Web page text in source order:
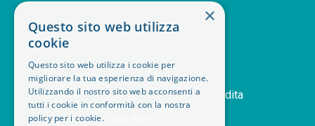
deskphone +39 011 408 14 28
orders Storico ordini
handshake Termini e condizioni di vendita
delivery_truck_speed
×
Questo sito web utilizza
cookie
Questo sito web utilizza i cookie per
migliorare la tua esperienza di navigazione.
Utilizzando il nostro sito web acconsenti a
tutti i cookie in conformità con la nostra
policy per i cookie.